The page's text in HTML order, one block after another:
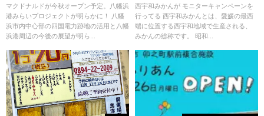
トが明らかに！
マクドナルドが今秋オープン予定。八幡浜
港みらいプロジェクトが明らかに！ 八幡
浜市内中心部の四国電力跡地の活用と八幡
浜港周辺の今後の展望が明ら...
西宇和みかんが モニターキャンペーンを
行ってる 西宇和みかんとは、愛媛の最西
端に位置する西宇和地域で生産される、
みかんの総称です。 昭和...